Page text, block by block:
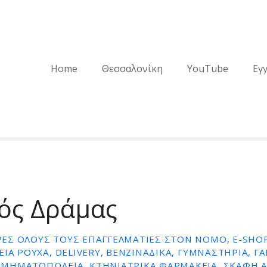
Home Θεσσαλονίκη YouTube
Δράμας
ΌΛΟΥΣ ΤΟΥΣ ΕΠΑΓΓΕΛΜΑΤΊΕΣ ΣΤΟΝ ΝΟΜΌ, E-
ΡΟΎΧΑ, DELIVERY, ΒΕΝΖΙΝΆΔΙΚΑ, ΓΥΜΝΑΣΤΉΡΙΑ,